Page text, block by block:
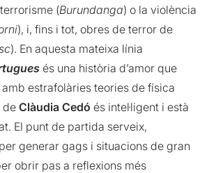
(Burundanga) o la violència
), i, fins i tot, obres de terror de
). En aquesta mateixa línia
és una història d’amor que
estrafolàries teories de física
deClàudia Cedó és intel·ligent i està
El punt de partida serveix,
generar gags i situacions de gran
obrir pas a reflexions més